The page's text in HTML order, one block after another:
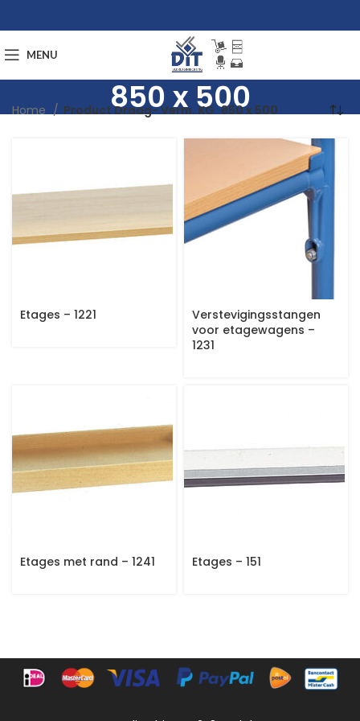
MENU
850 x 500
Home Product Draag- Verm. KG 850 x 500
Etages – 1221
Verstevigingsstangen
voor etagewagens –
1231
Etages met rand – 1241 Etages – 151